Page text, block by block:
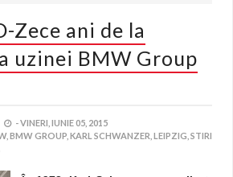
Zece ani de la
uzinei BMW Group
-VINERI, IUNIE 05, 2015
BMW GROUP, KARL SCHWANZER, LEIPZIG, STIRI